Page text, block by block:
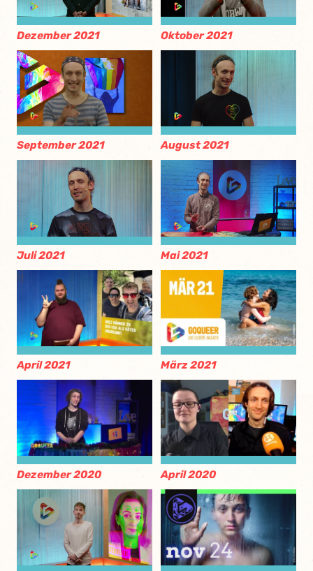
Dezember 2021 Oktober 2021
September 2021 August 2021
Juli 2021 Mai 2021
April 2021 März 2021
Dezember 2020 April 2020